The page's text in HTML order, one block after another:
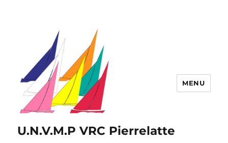
U.N.V.M.P VRC Pierrelatte
MENU